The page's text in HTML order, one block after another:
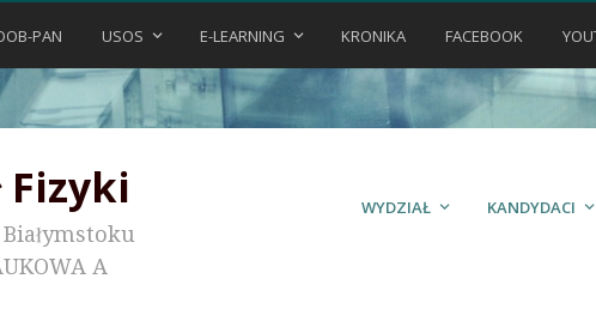
PAN USOS E-LEARNING KRONIKA FACEBOOK
Fizyki
A
WYDZIAŁ KANDYDACI